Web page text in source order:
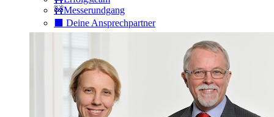
🚧Messerundgang
⬛️ Deine Ansprechpartner